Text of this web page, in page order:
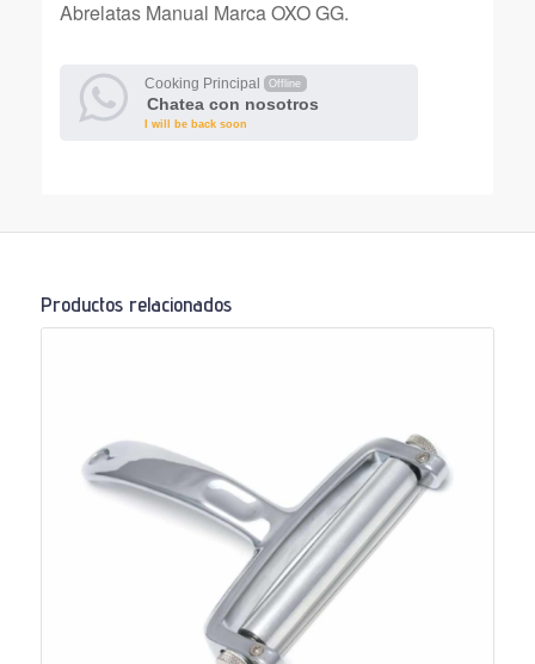
Abrelatas Manual Marca OXO GG.
Cooking Principal Offline
Chatea con nosotros
I will be back soon
Productos relacionados